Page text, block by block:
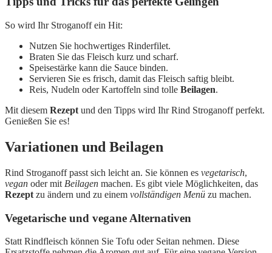
So wird Ihr Stroganoff ein Hit:
Nutzen Sie hochwertiges Rinderfilet.
Braten Sie das Fleisch kurz und scharf.
Speisestärke kann die Sauce binden.
Servieren Sie es frisch, damit das Fleisch saftig bleibt.
Reis, Nudeln oder Kartoffeln sind tolle Beilagen.
Mit diesem Rezept und den Tipps wird Ihr Rind Stroganoff perfekt.
Genießen Sie es!
Variationen und Beilagen
Rind Stroganoff passt sich leicht an. Sie können es vegetarisch,
vegan oder mit Beilagen machen. Es gibt viele Möglichkeiten, das
Rezept zu ändern und zu einem vollständigen Menü zu machen.
Vegetarische und vegane Alternativen
Statt Rindfleisch können Sie Tofu oder Seitan nehmen. Diese